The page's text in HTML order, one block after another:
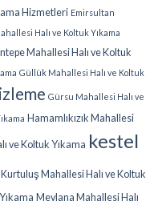
Hizmetleri Emirsultan
Halı ve Koltuk Yıkama
Mahallesi Halı ve Koltuk
Güllük Mahallesi Halı ve Koltuk
Gürsu Mahallesi Halı ve
Hamamlıkızık Mahallesi
ve Koltuk Yıkama kestel
Kurtuluş Mahallesi Halı ve Koltuk
Mevlana Mahallesi Halı